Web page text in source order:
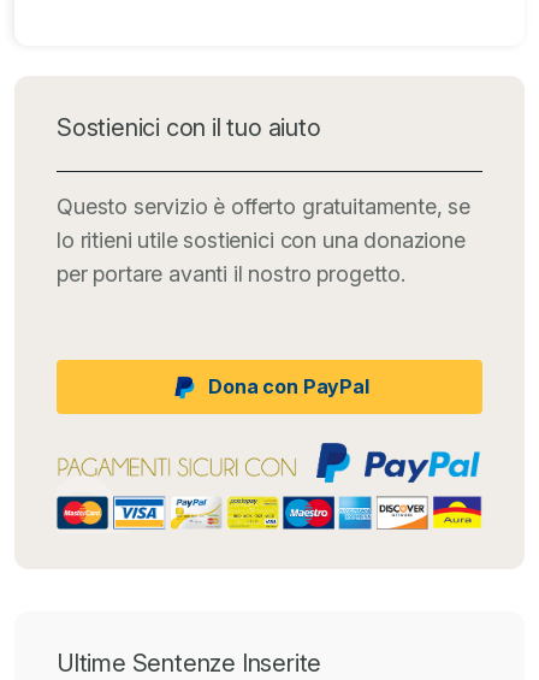
Sostienici con il tuo aiuto
Questo servizio è offerto gratuitamente, se
lo ritieni utile sostienici con una donazione
per portare avanti il nostro progetto.
Dona con PayPal
Ultime Sentenze Inserite